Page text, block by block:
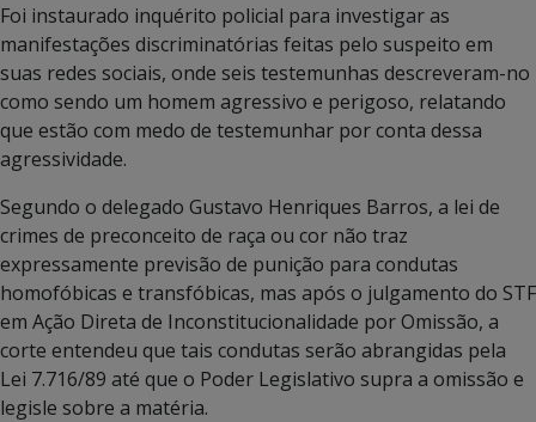
Foi instaurado inquérito policial para investigar as
manifestações discriminatórias feitas pelo suspeito em
suas redes sociais, onde seis testemunhas descreveram-no
como sendo um homem agressivo e perigoso, relatando
que estão com medo de testemunhar por conta dessa
agressividade.
Segundo o delegado Gustavo Henriques Barros, a lei de
crimes de preconceito de raça ou cor não traz
expressamente previsão de punição para condutas
homofóbicas e transfóbicas, mas após o julgamento do STF
em Ação Direta de Inconstitucionalidade por Omissão, a
corte entendeu que tais condutas serão abrangidas pela
Lei 7.716/89 até que o Poder Legislativo supra a omissão e
legisle sobre a matéria.